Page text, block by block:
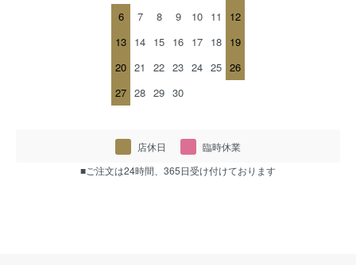
6
7 8 9 10 11
12
13 14 15 16 17 18 19
20 21 22 23 24 25 26
27 28 29 30
店休日
臨時休業
■ご注文は24時間、365日受け付けております